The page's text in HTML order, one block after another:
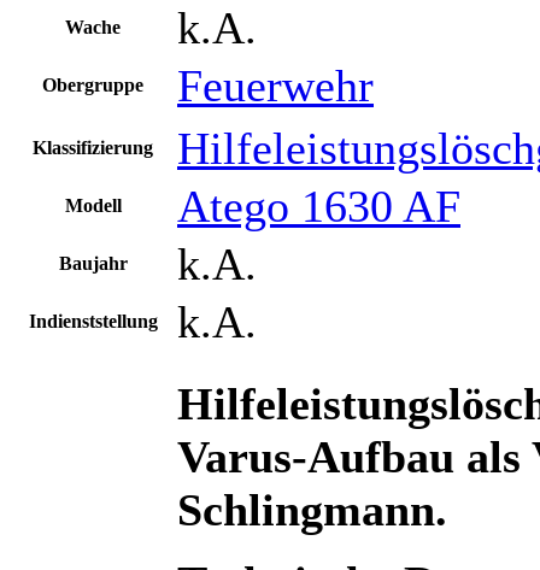
Wache k.A.
Obergruppe Feuerwehr
Klassifizierung
Modell Atego 1630 AF
Baujahr k.A.
Indienststellung k.A.
Varus-Aufbau
Schlingmann.